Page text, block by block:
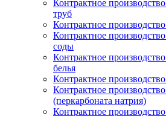
Контрактное
труб
Контрактное
Контрактное
соды
Контрактное
белья
Контрактное
Контрактное
(перкарбоната натрия)
Контрактное